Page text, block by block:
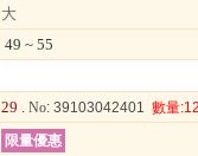
大
49 ~ 55
29 . No: 39103042401 數量
限量優惠